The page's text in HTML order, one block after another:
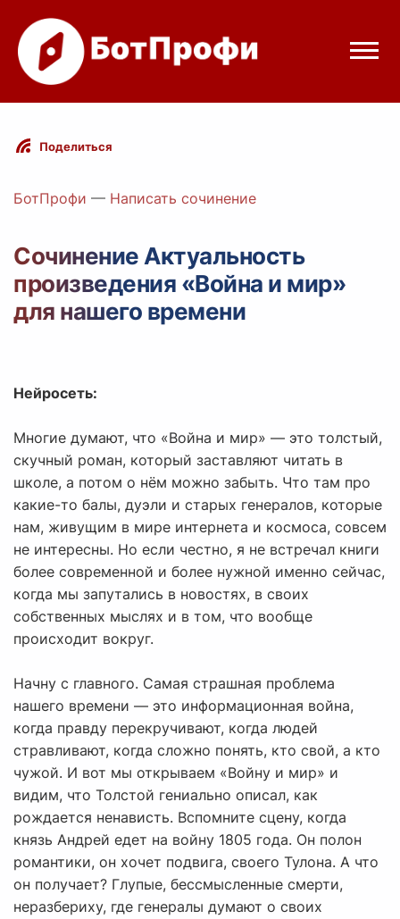
Режимы бота
Цены
Вход с Telegram
Поделиться
БотПрофи — Написать сочинение
Сочинение Актуальность
произведения «Война и мир»
для нашего времени
Нейросеть:
Многие думают, что «Война и мир» — это толстый,
скучный роман, который заставляют читать в
школе, а потом о нём можно забыть. Что там про
какие-то балы, дуэли и старых генералов, которые
нам, живущим в мире интернета и космоса, совсем
не интересны. Но если честно, я не встречал книги
более современной и более нужной именно сейчас,
когда мы запутались в новостях, в своих
собственных мыслях и в том, что вообще
происходит вокруг.
Начну с главного. Самая страшная проблема
нашего времени — это информационная война,
когда правду перекручивают, когда людей
стравливают, когда сложно понять, кто свой, а кто
чужой. И вот мы открываем «Войну и мир» и
видим, что Толстой гениально описал, как
рождается ненависть. Вспомните сцену, когда
князь Андрей едет на войну 1805 года. Он полон
романтики, он хочет подвига, своего Тулона. А что
он получает? Глупые, бессмысленные смерти,
неразбериху, где генералы думают о своих